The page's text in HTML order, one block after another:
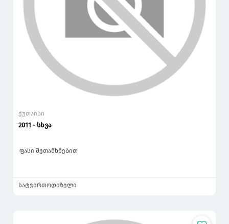
ქუთაისი
2011 - სხვა
ფასი შეთანხმებით
სატვირთოდიზელი